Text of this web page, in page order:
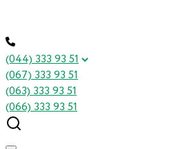
(044) 333 93 51
(067) 333 93 51
(063) 333 93 51
(066) 333 93 51